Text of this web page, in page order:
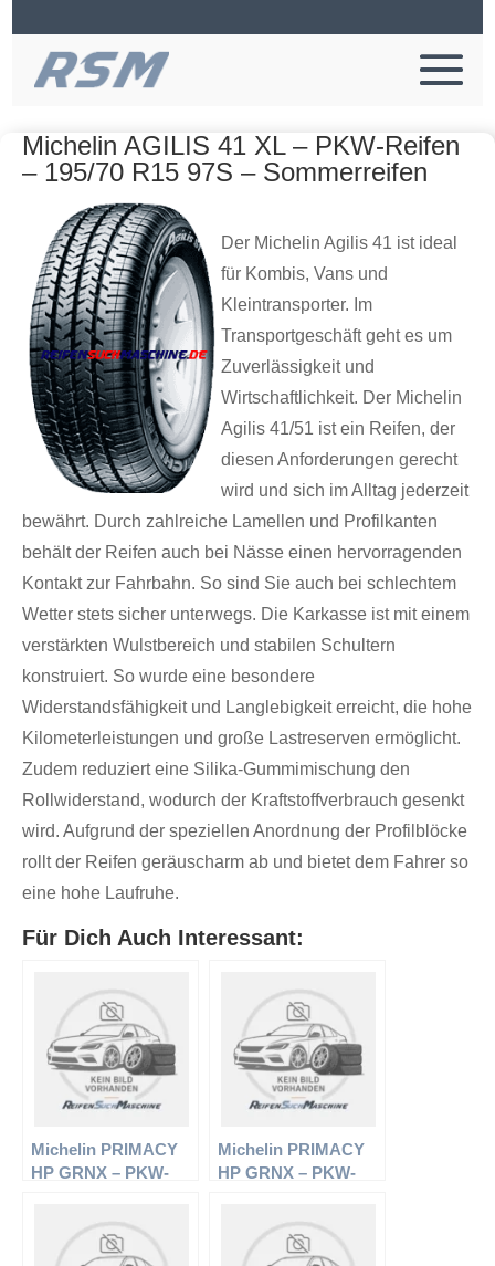
Michelin AGILIS 41 XL – PKW-Reifen
– 195/70 R15 97S – Sommerreifen
Der Michelin Agilis 41 ist ideal
für Kombis, Vans und
Kleintransporter. Im
Transportgeschäft geht es um
Zuverlässigkeit und
Wirtschaftlichkeit. Der Michelin
Agilis 41/51 ist ein Reifen, der
diesen Anforderungen gerecht
wird und sich im Alltag jederzeit
bewährt. Durch zahlreiche Lamellen und Profilkanten
behält der Reifen auch bei Nässe einen hervorragenden
Kontakt zur Fahrbahn. So sind Sie auch bei schlechtem
Wetter stets sicher unterwegs. Die Karkasse ist mit einem
verstärkten Wulstbereich und stabilen Schultern
konstruiert. So wurde eine besondere
Widerstandsfähigkeit und Langlebigkeit erreicht, die hohe
Kilometerleistungen und große Lastreserven ermöglicht.
Zudem reduziert eine Silika-Gummimischung den
Rollwiderstand, wodurch der Kraftstoffverbrauch gesenkt
wird. Aufgrund der speziellen Anordnung der Profilblöcke
rollt der Reifen geräuscharm ab und bietet dem Fahrer so
eine hohe Laufruhe.
Für Dich Auch Interessant:
Michelin PRIMACY
HP GRNX – PKW-
Michelin PRIMACY
HP GRNX – PKW-